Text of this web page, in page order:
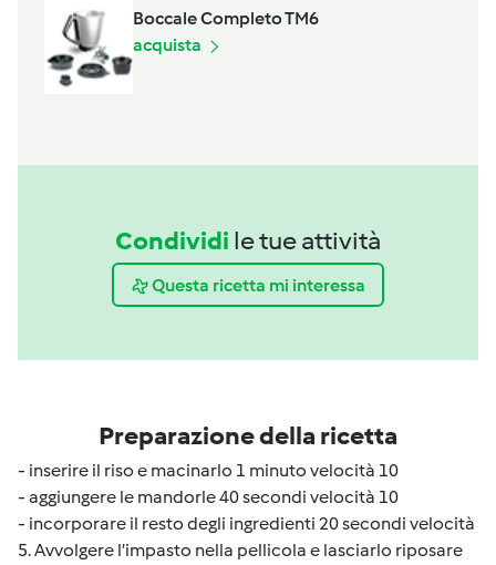
Boccale Completo TM6
acquista
Condividi le tue attività
Questa ricetta mi interessa
Preparazione della ricetta
- inserire il riso e macinarlo 1 minuto velocità 10
- aggiungere le mandorle 40 secondi velocità 10
- incorporare il resto degli ingredienti 20 secondi velocità
5. Avvolgere l’impasto nella pellicola e lasciarlo riposare